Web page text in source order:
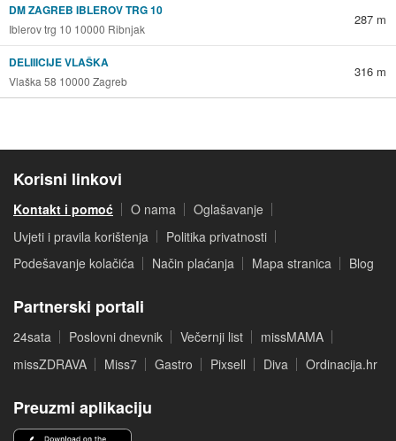
DM ZAGREB IBLEROV TRG 10
Iblerov trg 10 10000 Ribnjak
287 m
DELIIICIJE VLAŠKA
Vlaška 58 10000 Zagreb
316 m
Korisni linkovi
Kontakt i pomoć O nama
Oglašavanje
Uvjeti i pravila korištenja
Politika privatnosti
Podešavanje kolačića
Način plaćanja Mapa stranica Blog
Partnerski portali
24sata Poslovni dnevnik Večernji list
missMAMA
missZDRAVA
Miss7 Gastro Pixsell Diva Ordinacija.hr
Preuzmi aplikaciju